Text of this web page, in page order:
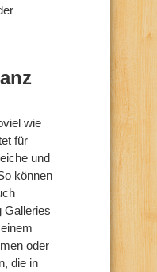
wie
für
und
können
Galleries
oder
die in